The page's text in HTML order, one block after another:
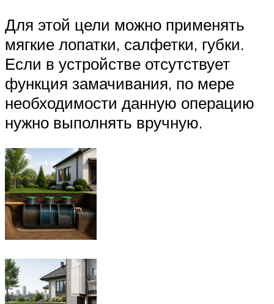
Для этой цели можно применять
мягкие лопатки, салфетки, губки.
Если в устройстве отсутствует
функция замачивания, по мере
необходимости данную операцию
нужно выполнять вручную.